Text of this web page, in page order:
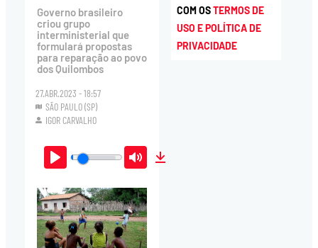
Governo brasileiro
criou grupo
interministerial que
formulará propostas
para reparação ao povo
dos Quilombos
27.ABR.2023 - 18:57
SÃO PAULO (SP)
IGOR CARVALHO
Play Mute
COM OSTERMOS DE
USO E POLÍTICA DE
PRIVACIDADE